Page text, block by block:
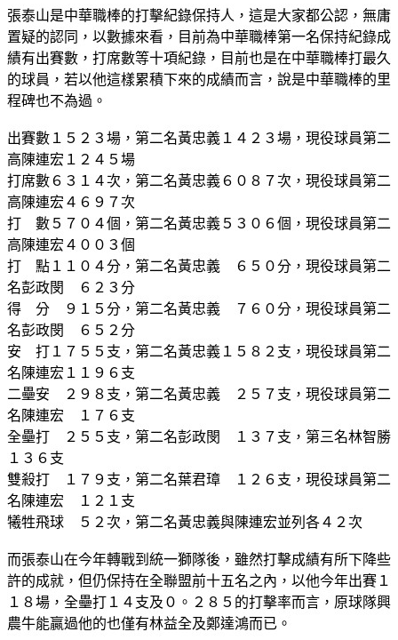
張泰山是中華職棒的打擊紀錄保持人，這是大家都公認，無庸
置疑的認同，以數據來看，目前為中華職棒第一名保持紀錄成
績有出賽數，打席數等十項紀錄，目前也是在中華職棒打最久
的球員，若以他這樣累積下來的成績而言，說是中華職棒的里
程碑也不為過。
出賽數１５２３場，第二名黃忠義１４２３場，現役球員第二
高陳連宏１２４５場
打席數６３１４次，第二名黃忠義６０８７次，現役球員第二
高陳連宏４６９７次
打 數５７０４個，第二名黃忠義５３０６個，現役球員第二
高陳連宏４００３個
打 點１１０４分，第二名黃忠義 ６５０分，現役球員第二
名彭政閔 ６２３分
得 分 ９１５分，第二名黃忠義 ７６０分，現役球員第二
名彭政閔 ６５２分
安 打１７５５支，第二名黃忠義１５８２支，現役球員第二
名陳連宏１１９６支
二壘安 ２９８支，第二名黃忠義 ２５７支，現役球員第二
名陳連宏 １７６支
全壘打 ２５５支，第二名彭政閔 １３７支，第三名林智勝
１３６支
雙殺打 １７９支，第二名葉君璋 １２６支，現役球員第二
名陳連宏 １２１支
犧牲飛球 ５２次，第二名黃忠義與陳連宏並列各４２次
而張泰山在今年轉戰到統一獅隊後，雖然打擊成績有所下降些
許的成就，但仍保持在全聯盟前十五名之內，以他今年出賽１
１８場，全壘打１４支及０。２８５的打擊率而言，原球隊興
農牛能贏過他的也僅有林益全及鄭達鴻而已。